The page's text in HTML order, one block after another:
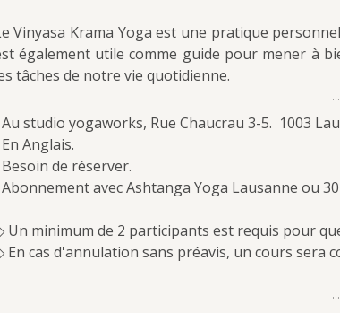
Vinyasa Krama Yoga est une pratique
également utile comme guide pour mener à
tâches de notre vie quotidienne.
Au studio yogaworks, Rue Chaucrau 3-5.  1003
En Anglais.
Besoin de réserver.
Abonnement avec Ashtanga Yoga Lausanne ou
Un minimum de 2 participants est requis pour
En cas d'annulation sans préavis, un cours sera